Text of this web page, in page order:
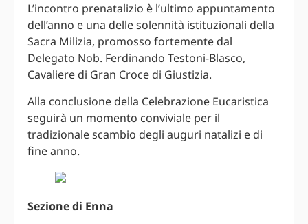
L’incontro prenatalizio è l’ultimo appuntamento
dell’anno e una delle solennità istituzionali della
Sacra Milizia, promosso fortemente dal
Delegato Nob. Ferdinando Testoni-Blasco,
Cavaliere di Gran Croce di Giustizia.
Alla conclusione della Celebrazione Eucaristica
seguirà un momento conviviale per il
tradizionale scambio degli auguri natalizi e di
fine anno.
Sezione di Enna